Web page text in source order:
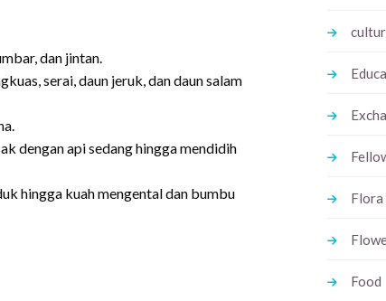
dan jintan.
serai, daun jeruk, dan daun salam
dengan api sedang hingga mendidih
hingga kuah mengental dan bumbu
Flora
Food